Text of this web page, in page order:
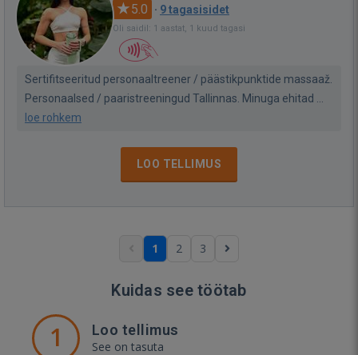
5.0 · 9 tagasisidet
Oli saidil: 1 aastat, 1 kuud tagasi
Sertifitseeritud personaaltreener / päästikpunktide massaaž.
Personaalsed / paaristreeningud Tallinnas. Minuga ehitad ...
loe rohkem
LOO TELLIMUS
1 2 3
Kuidas see töötab
1 Loo tellimus
See on tasuta